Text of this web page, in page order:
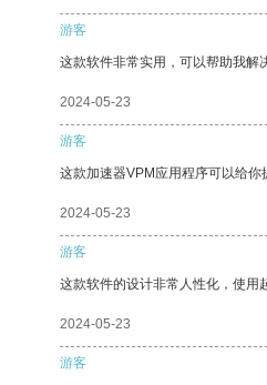
游客
这款软件非常实用，可以帮助我解
2024-05-23
游客
这款加速器VPM应用程序可以给你
2024-05-23
游客
这款软件的设计非常人性化，使用
2024-05-23
游客